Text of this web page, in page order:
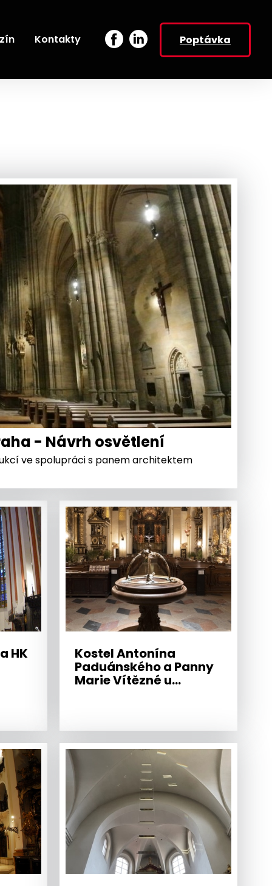
Kontakty Poptávka
- Návrh osvětlení
ve spolupráci s panem architektem
HK Kostel Antonína
Paduánského a Panny
Marie Vítězné u